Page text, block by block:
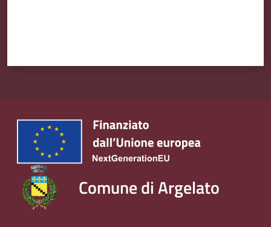
Seguici
su
Comune di Argelato